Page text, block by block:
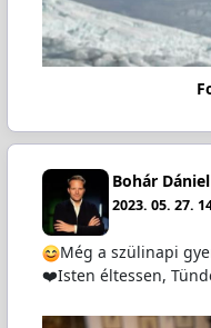
Bohár Dániel
2023. 05. 27.
Még a szülinapi
❤️Isten éltessen,